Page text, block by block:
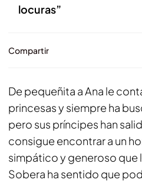
locuras”
Compartir
De pequeñita a Ana le
princesas y siempre ha
pero sus príncipes han
consigue encontrar a un
simpático y generoso que
Sobera ha sentido que